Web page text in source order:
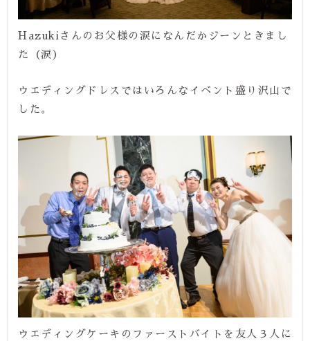
Hazukiさんのお父様の涙になんだかジーンときまし
た（涙）
ウエディングドレスではいろんなイベント盛り沢山で
した。
ウエディングケーキのファーストバイトを友人３人に